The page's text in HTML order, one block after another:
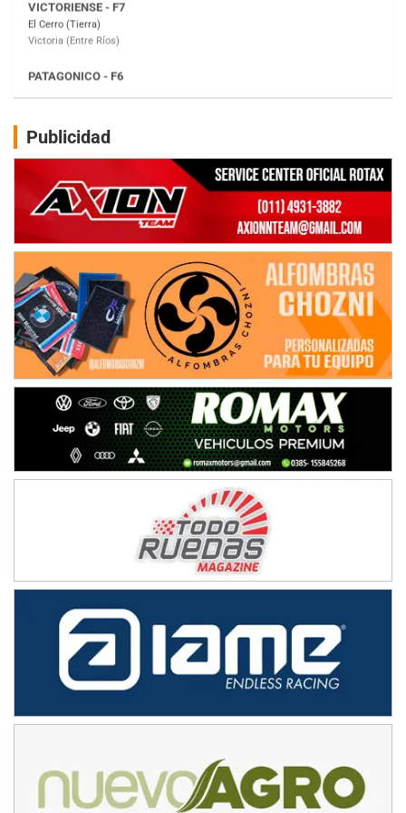
Moto Club Reginense (Tierra)
Gral. E. Godoy (Río Negro)
Juventud Unida (Tierra)
Ciudad de Avellaneda (Asfalto)
Avellaneda (Santa Fe)
SUR SANTAFESINO - F4
José Samuel Sánchez (Tierra)
TUCUMANO - F5
Juan Navarro (Asfalto)
El Timbó (Tucumán)
COBERTURA ESPECIAL DE E-KART.COM.AR
08/09-AGO
IAME SERIES ARGENTINA 6
Ramiro Tot (Asfalto)
Baradero (Buenos Aires)
KDO - F6
Ciudad de Trenque Lauquen (Asfalto)
Trenque Lauquen (Buenos Aires)
ENTRERRIANO - F6 (POSTERGADA)
Parque de la Velocidad (Asfalto)
VICTORIENSE - F7
El Cerro (Tierra)
Victoria (Entre Ríos)
PATAGONICO - F6
Moto Club Reginense (Tierra)
Gral. E. Godoy (Río Negro)
CSK - F7
NORESTE SANTAFESINO - F6
Publicidad